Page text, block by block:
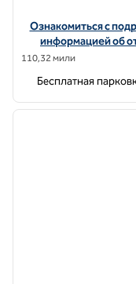
Посмотреть
Ознакомиться с
информацией об
110,32 мили
Бесплатная
1 из 12